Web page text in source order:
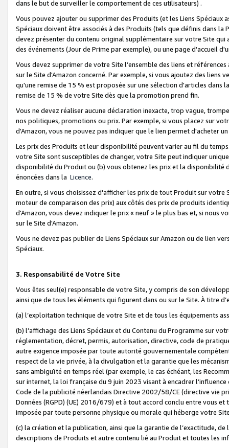
dans le but de surveiller le comportement de ces utilisateurs) .
Vous pouvez ajouter ou supprimer des Produits (et les Liens
Spéciaux doivent être associés à des Produits (tels que définis dans
devez présenter du contenu original supplémentaire sur votre Site qui
des événements (Jour de Prime par exemple), ou une page d'accueil
Vous devez supprimer de votre Site l’ensemble des liens et
sur le Site d'Amazon concerné. Par exemple, si vous ajoutez des
qu'une remise de 15 % est proposée sur une sélection d'articles
remise de 15 % de votre Site dès que la promotion prend fin.
Vous ne devez réaliser aucune déclaration inexacte, trop vague,
nos politiques, promotions ou prix. Par exemple, si vous placez sur
d'Amazon, vous ne pouvez pas indiquer que le lien permet d'acheter
Les prix des Produits et leur disponibilité peuvent varier au fil du
votre Site sont susceptibles de changer, votre Site peut indiquer
disponibilité du Produit ou (b) vous obtenez les prix et la disponibilité
énoncées dans la Licence.
En outre, si vous choisissez d'afficher les prix de tout Produit sur
moteur de comparaison des prix) aux côtés des prix de produits
d'Amazon, vous devez indiquer le prix « neuf » le plus bas et, si nous
sur le Site d'Amazon.
Vous ne devez pas publier de Liens Spéciaux sur Amazon ou de lien
Spéciaux.
3. Responsabilité de Votre Site
Vous êtes seul(e) responsable de votre Site, y compris de son
ainsi que de tous les éléments qui figurent dans ou sur le Site. À titre
(a) l’exploitation technique de votre Site et de tous les équipements
(b) l’affichage des Liens Spéciaux et du Contenu du Programme sur
réglementation, décret, permis, autorisation, directive, code de
autre exigence imposée par toute autorité gouvernementale
respect de la vie privée, à la divulgation et la garantie que les
sans ambiguïté en temps réel (par exemple, le cas échéant, les
sur internet, la loi française du 9 juin 2023 visant à encadrer
Code de la publicité néerlandais Directive 2002/58/CE (directive vie
Données (RGPD) (UE) 2016/679) et à tout accord conclu entre vous
imposée par toute personne physique ou morale qui héberge votre
(c) la création et la publication, ainsi que la garantie de l’exactitude,
descriptions de Produits et autre contenu lié au Produit et toutes les